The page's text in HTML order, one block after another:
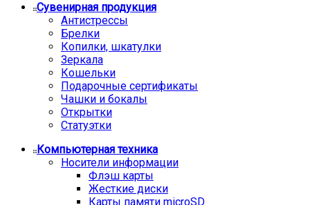
Сувенирная продукция
Антистрессы
Брелки
Копилки, шкатулки
Зеркала
Кошельки
Подарочные сертификаты
Чашки и бокалы
Открытки
Статуэтки
Компьютерная техника
Носители информации
Флэш карты
Жесткие диски
Карты памяти microSD